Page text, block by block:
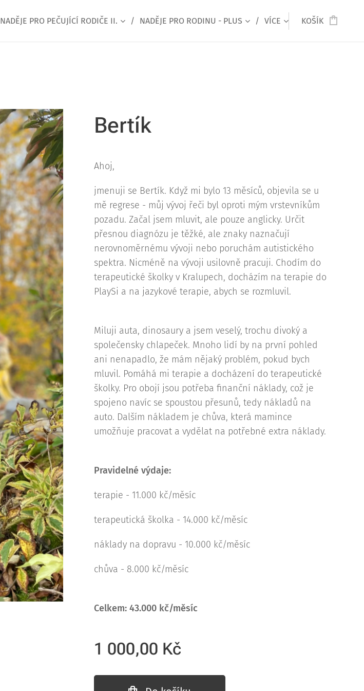
NADĚJE PRO PEČUJÍCÍ RODIČE II. NADĚJE PRO RODINU - PLUS VÍCE KOŠÍK
Bertík
Ahoj,
jmenuji se Bertík. Když mi bylo 13 měsíců, objevila se u
mě regrese - můj vývoj řeči byl oproti mým vrstevníkům
pozadu. Začal jsem mluvit, ale pouze anglicky. Určit
přesnou diagnózu je těžké, ale znaky naznačují
nerovnoměrnému vývoji nebo poruchám autistického
spektra. Nicméně na vývoji usilovně pracuji. Chodím do
terapeutické školky v Kralupech, docházím na terapie do
PlaySi a na jazykové terapie, abych se rozmluvil.
Miluji auta, dinosaury a jsem veselý, trochu divoký a
společensky chlapeček. Mnoho lidí by na první pohled
ani nenapadlo, že mám nějaký problém, pokud bych
mluvil. Pomáhá mi terapie a docházení do terapeutické
školky. Pro obojí jsou potřeba finanční náklady, což je
spojeno navíc se spoustou přesunů, tedy nákladů na
auto. Dalším nákladem je chůva, která mamince
umožňuje pracovat a vydělat na potřebné extra náklady.
Pravidelné výdaje:
terapie - 11.000 kč/měsíc
terapeutická školka - 14.000 kč/měsíc
náklady na dopravu - 10.000 kč/měsíc
chůva - 8.000 kč/měsíc
Celkem: 43.000 kč/měsíc
1 000,00 Kč